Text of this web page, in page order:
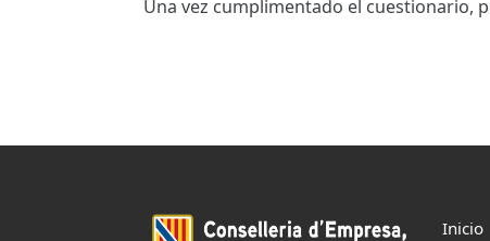
Una vez cumplimentado el cuestionario,
Inicio